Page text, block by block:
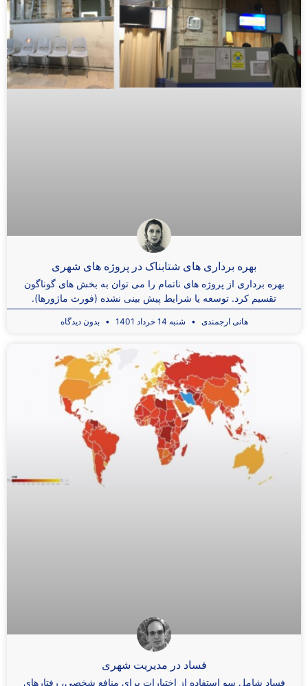
بهره برداری های شتابناک در پروژه های شهری
بهره برداری از پروژه های ناتمام را می توان به بخش های گوناگون
تقسیم کرد. توسعه یا شرایط پیش بینی نشده (فورث ماژورها).
هانی ارجمندی شنبه 14 خرداد 1401 بدون دیدگاه
فساد در مدیریت شهری
فساد شامل سو استفاده از اختیارات برای منافع شخصی، رفتارهای